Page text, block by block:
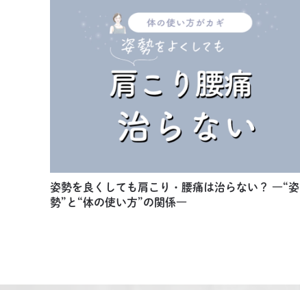
姿勢を良くしても肩こり・腰痛は治らない？ ―“姿
勢”と“体の使い方”の関係―